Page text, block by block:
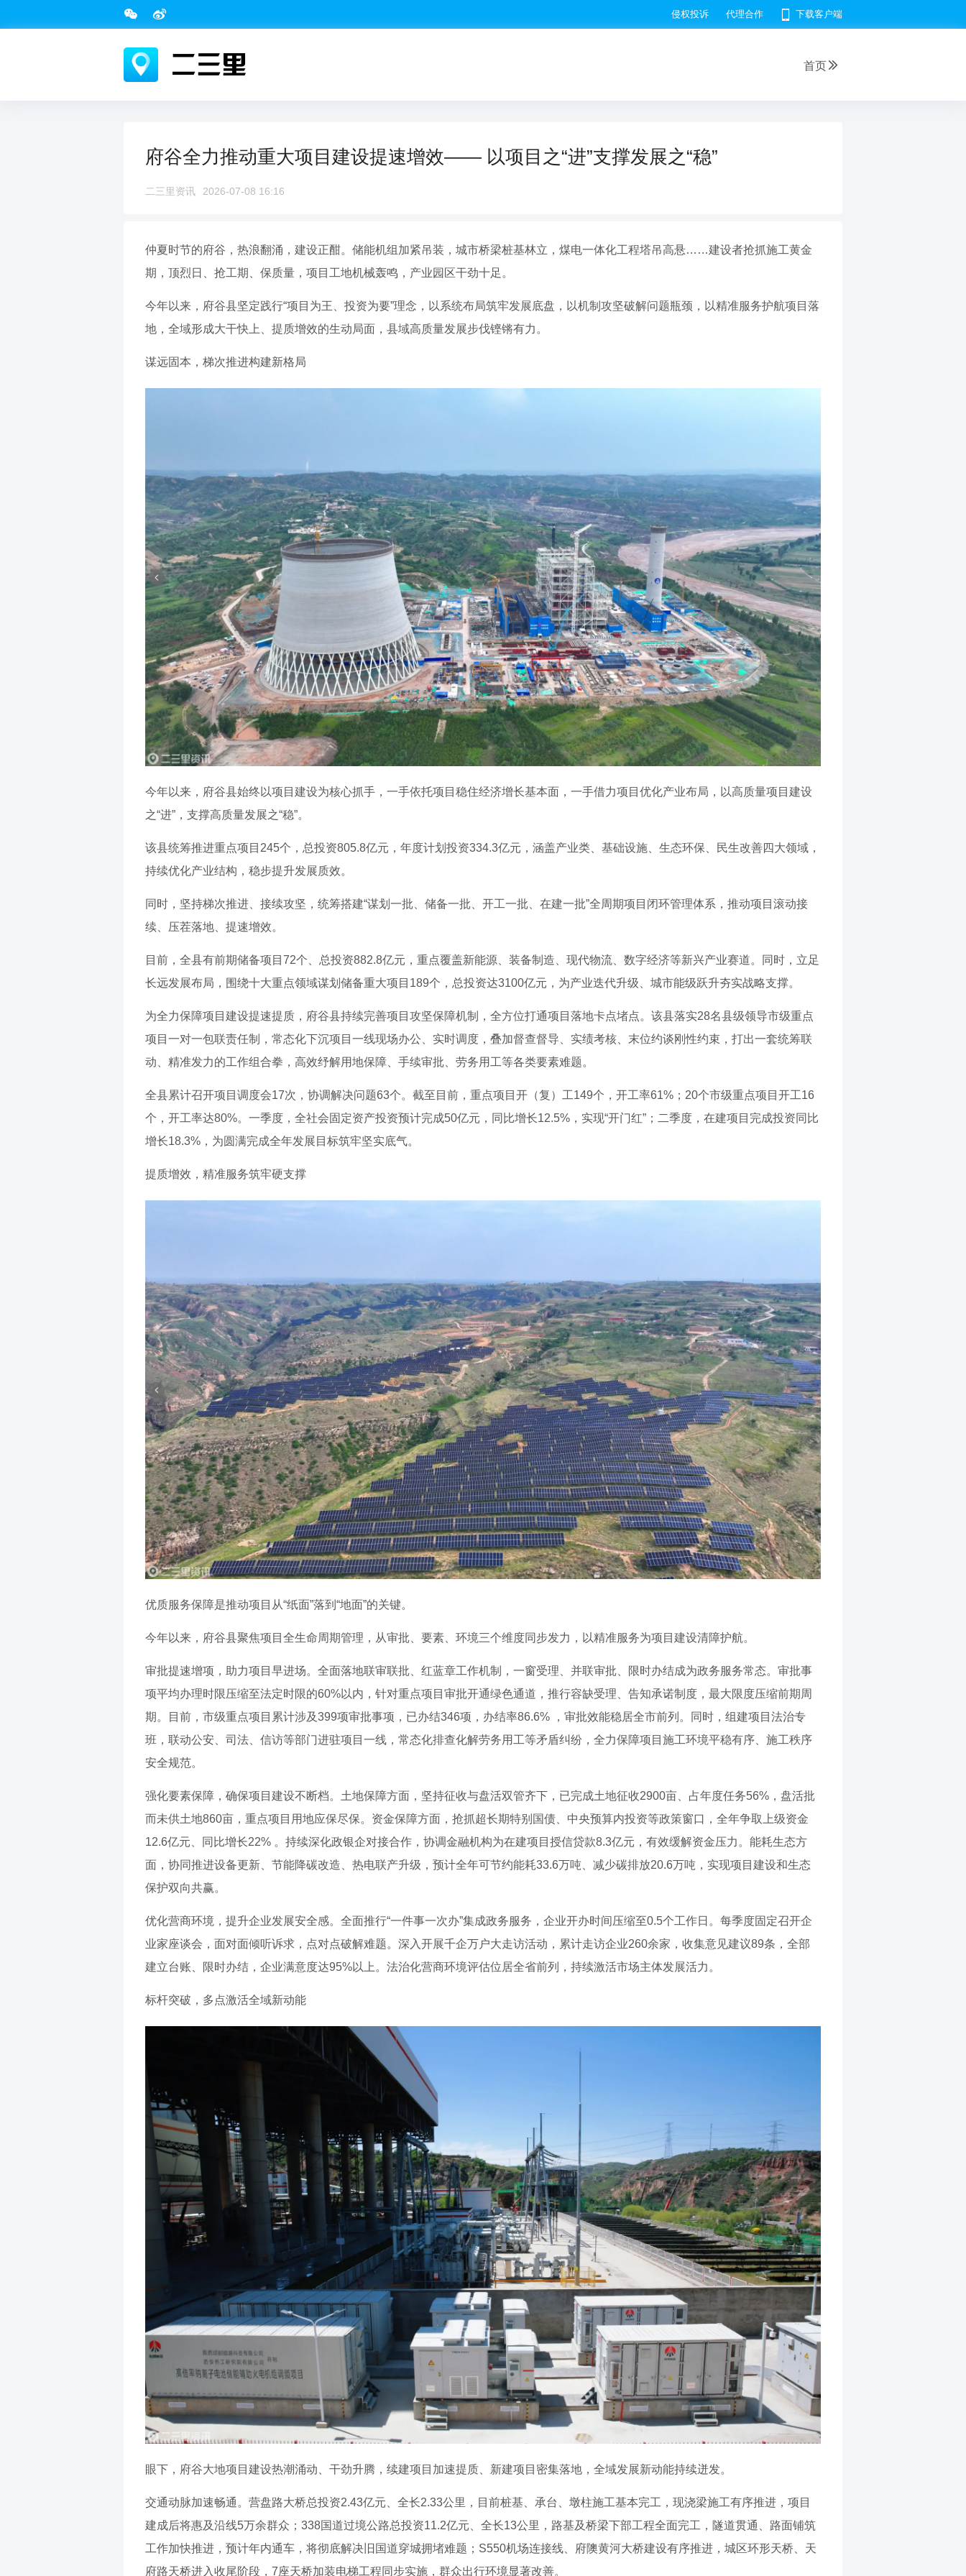
侵权投诉 代理合作 下载客户端
首页
府谷全力推动重大项目建设提速增效—— 以项目之“进”支撑发展之“稳”
二三里资讯 2026-07-08 16:16
仲夏时节的府谷，热浪翻涌，建设正酣。储能机组加紧吊装，城市桥梁桩基林立，煤电一体化工程塔吊高悬……建设者抢抓施工黄金
期，顶烈日、抢工期、保质量，项目工地机械轰鸣，产业园区干劲十足。
今年以来，府谷县坚定践行“项目为王、投资为要”理念，以系统布局筑牢发展底盘，以机制攻坚破解问题瓶颈，以精准服务护航项目落
地，全域形成大干快上、提质增效的生动局面，县域高质量发展步伐铿锵有力。
谋远固本，梯次推进构建新格局
今年以来，府谷县始终以项目建设为核心抓手，一手依托项目稳住经济增长基本面，一手借力项目优化产业布局，以高质量项目建设
之“进”，支撑高质量发展之“稳”。
该县统筹推进重点项目245个，总投资805.8亿元，年度计划投资334.3亿元，涵盖产业类、基础设施、生态环保、民生改善四大领域，
持续优化产业结构，稳步提升发展质效。
同时，坚持梯次推进、接续攻坚，统筹搭建“谋划一批、储备一批、开工一批、在建一批”全周期项目闭环管理体系，推动项目滚动接
续、压茬落地、提速增效。
目前，全县有前期储备项目72个、总投资882.8亿元，重点覆盖新能源、装备制造、现代物流、数字经济等新兴产业赛道。同时，立足
长远发展布局，围绕十大重点领域谋划储备重大项目189个，总投资达3100亿元，为产业迭代升级、城市能级跃升夯实战略支撑。
为全力保障项目建设提速提质，府谷县持续完善项目攻坚保障机制，全方位打通项目落地卡点堵点。该县落实28名县级领导市级重点
项目一对一包联责任制，常态化下沉项目一线现场办公、实时调度，叠加督查督导、实绩考核、末位约谈刚性约束，打出一套统筹联
动、精准发力的工作组合拳，高效纾解用地保障、手续审批、劳务用工等各类要素难题。
全县累计召开项目调度会17次，协调解决问题63个。截至目前，重点项目开（复）工149个，开工率61%；20个市级重点项目开工16
个，开工率达80%。一季度，全社会固定资产投资预计完成50亿元，同比增长12.5%，实现“开门红”；二季度，在建项目完成投资同比
增长18.3%，为圆满完成全年发展目标筑牢坚实底气。
提质增效，精准服务筑牢硬支撑
优质服务保障是推动项目从“纸面”落到“地面”的关键。
今年以来，府谷县聚焦项目全生命周期管理，从审批、要素、环境三个维度同步发力，以精准服务为项目建设清障护航。
审批提速增项，助力项目早进场。全面落地联审联批、红蓝章工作机制，一窗受理、并联审批、限时办结成为政务服务常态。审批事
项平均办理时限压缩至法定时限的60%以内，针对重点项目审批开通绿色通道，推行容缺受理、告知承诺制度，最大限度压缩前期周
期。目前，市级重点项目累计涉及399项审批事项，已办结346项，办结率86.6% ，审批效能稳居全市前列。同时，组建项目法治专
班，联动公安、司法、信访等部门进驻项目一线，常态化排查化解劳务用工等矛盾纠纷，全力保障项目施工环境平稳有序、施工秩序
安全规范。
强化要素保障，确保项目建设不断档。土地保障方面，坚持征收与盘活双管齐下，已完成土地征收2900亩、占年度任务56%，盘活批
而未供土地860亩，重点项目用地应保尽保。资金保障方面，抢抓超长期特别国债、中央预算内投资等政策窗口，全年争取上级资金
12.6亿元、同比增长22% 。持续深化政银企对接合作，协调金融机构为在建项目授信贷款8.3亿元，有效缓解资金压力。能耗生态方
面，协同推进设备更新、节能降碳改造、热电联产升级，预计全年可节约能耗33.6万吨、减少碳排放20.6万吨，实现项目建设和生态
保护双向共赢。
优化营商环境，提升企业发展安全感。全面推行“一件事一次办”集成政务服务，企业开办时间压缩至0.5个工作日。每季度固定召开企
业家座谈会，面对面倾听诉求，点对点破解难题。深入开展千企万户大走访活动，累计走访企业260余家，收集意见建议89条，全部
建立台账、限时办结，企业满意度达95%以上。法治化营商环境评估位居全省前列，持续激活市场主体发展活力。
标杆突破，多点激活全域新动能
眼下，府谷大地项目建设热潮涌动、干劲升腾，续建项目加速提质、新建项目密集落地，全域发展新动能持续迸发。
交通动脉加速畅通。营盘路大桥总投资2.43亿元、全长2.33公里，目前桩基、承台、墩柱施工基本完工，现浇梁施工有序推进，项目
建成后将惠及沿线5万余群众；338国道过境公路总投资11.2亿元、全长13公里，路基及桥梁下部工程全面完工，隧道贯通、路面铺筑
工作加快推进，预计年内通车，将彻底解决旧国道穿城拥堵难题；S550机场连接线、府隩黄河大桥建设有序推进，城区环形天桥、天
府路天桥进入收尾阶段，7座天桥加装电梯工程同步实施，群众出行环境显著改善。